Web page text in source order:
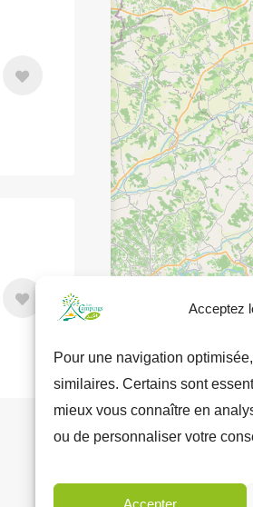
Acceptez
Pour une navigation
similaires. Certains sont
mieux vous connaître en
ou de personnaliser votre
Accepter